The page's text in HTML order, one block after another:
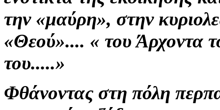
την «μαύρη», στην
«Θεού».... « του Άρχοντα
του.....»
Φθάνοντας στη πόλη